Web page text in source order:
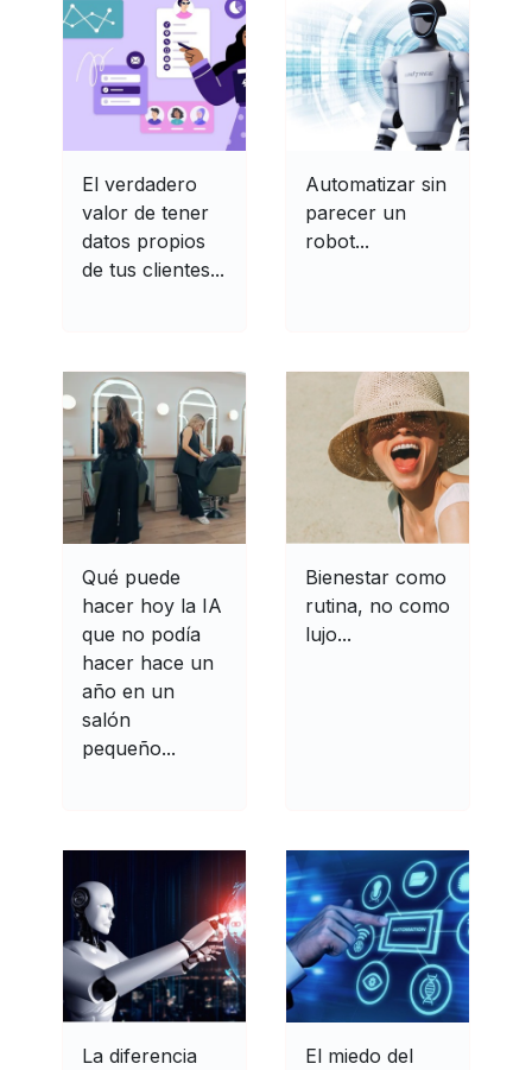
El verdadero
valor de tener
datos propios
de tus clientes...
Automatizar sin
parecer un
robot...
Qué puede
hacer hoy la IA
que no podía
hacer hace un
año en un
salón
pequeño...
Bienestar como
rutina, no como
lujo...
La diferencia
El miedo del